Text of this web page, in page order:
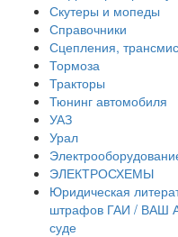
Скутеры и мопеды
Справочники
Сцепления,
Тормоза
Тракторы
Тюнинг автомобиля
УАЗ
Урал
ЭЛЕКТРОСХЕМЫ
Юридическая
штрафов ГАИ / ВАШ
суде